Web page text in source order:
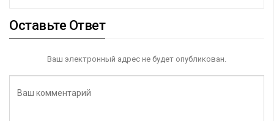
Оставьте Ответ
Ваш электронный адрес не будет опубликован.